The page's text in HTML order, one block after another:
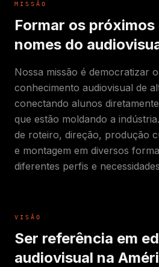
MISSÃO
Formar os
nomes do
Nossa missão é democratizar
conhecimento audiovisual de
conectando alunos
que estão moldando a
de roteiro, direção, produção
e montagem em diversos
diferentes perfis e
VISÃO
Ser referência em
audiovisual na